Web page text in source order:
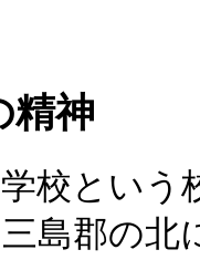
精神
校という
島郡の北